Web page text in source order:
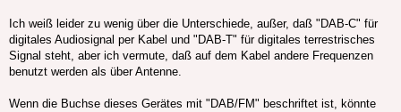
Ich weiß leider zu wenig über die Unterschiede, außer, daß "DAB-C" für
digitales Audiosignal per Kabel und "DAB-T" für digitales terrestrisches
Signal steht, aber ich vermute, daß auf dem Kabel andere Frequenzen
benutzt werden als über Antenne.
Wenn die Buchse dieses Gerätes mit "DAB/FM" beschriftet ist, könnte